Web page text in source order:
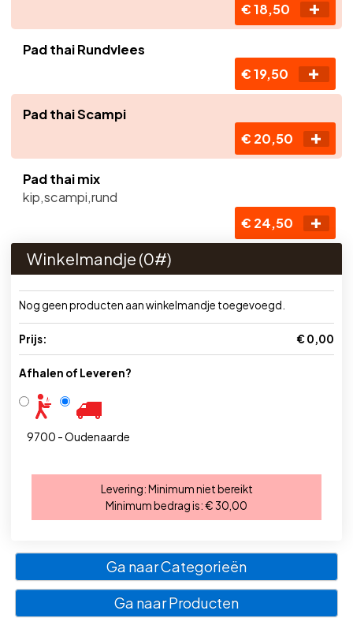
€ 18,50
Pad thai Rundvlees
€ 19,50
Pad thai Scampi
€ 20,50
Pad thai mix
kip,scampi,rund
€ 24,50
Winkelmandje (0#)
Nog geen producten aan winkelmandje toegevoegd.
Prijs: € 0,00
Afhalen of Leveren?
9700 - Oudenaarde
Levering:Minimum niet bereikt
Minimum bedrag is:€ 30,00
Ga naar Categorieën
Ga naar Producten